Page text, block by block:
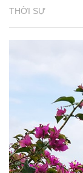
THỜI SỰ